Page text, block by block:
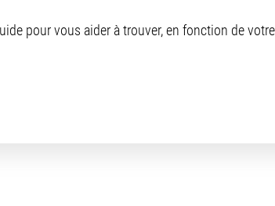
pour vous aider à trouver, en fonction de